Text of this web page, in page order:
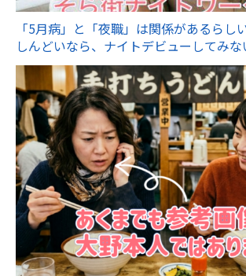
「5月病」と「夜職」は関係があるら
しんどいなら、ナイトデビューしてみ